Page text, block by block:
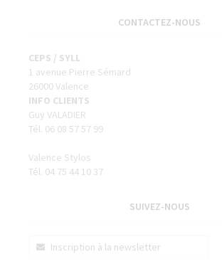
CONTACTEZ-NOUS
CEPS / SYLL
1 avenue Pierre Sémard
26000 Valence
INFO CLIENTS
Guy VALADIER
Tél. 06 08 57 57 99
Valence Stylos
Tél. 04 75 44 10 37
SUIVEZ-NOUS